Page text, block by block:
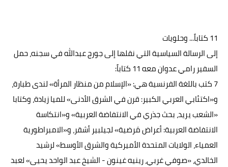
11 كتاباً... وحلويات
إلى الرسالة السياسية التي نقلها إلى جورج عبدالله في سجنه، حمل
السفير رامي عدوان معه 11 كتاباً:
7 كتب باللغة الفرنسية هي: «الإسلام من منظار المرأة» لندى طبارة،
و«اكتئابي العربي الكبير: قرن في الشرق الأدنى» للميا زيادة، وكتابا
«الشعب يريد، بحث جذري في الانتفاضة العربية» و«انتكاسة
الانتفاضة العربية: أعراض مَرضية» لجيلبير أشقر، و«الامبراطورية
العمياء، الولايات المتحدة الأميركية والشرق الأوسط» لرشيد
الخالدي، «صوفي غربي، رينيه غينون - الشيخ عبد الواحد يحيى» لعبد